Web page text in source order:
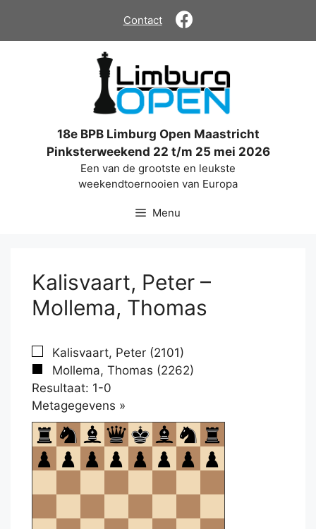
de
Contact
18e BPB Limburg Open Maastricht
Pinksterweekend 22 t/m 25 mei 2026
Een van de grootste en leukste
weekendtoernooien van Europa
Menu
Kalisvaart, Peter –
Mollema, Thomas
Kalisvaart, Peter (2101)
Mollema, Thomas (2262)
Resultaat: 1-0
Metagegevens »
om
te
openen.